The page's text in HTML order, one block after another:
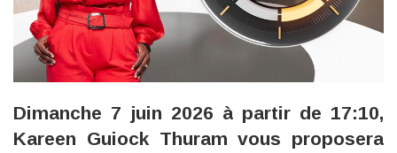
Dimanche 7 juin 2026 à partir de 17:10,
Kareen Guiock Thuram vous proposera